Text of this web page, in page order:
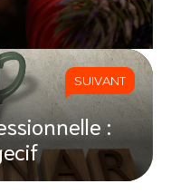
SUIVANT
: